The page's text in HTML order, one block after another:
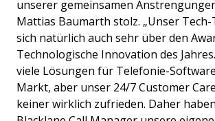
unserer gemeinsamen
Mattias Baumarth stolz. „Unser
sich natürlich auch sehr über den
Technologische Innovation des
viele Lösungen für Telefonie-
Markt, aber unser 24/7 Customer
keiner wirklich zufrieden. Daher